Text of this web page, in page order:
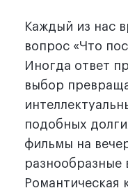
Каждый из нас
вопрос «Что
Иногда ответ
выбор
подобных
фильмы на
разнообразные
Романтическая